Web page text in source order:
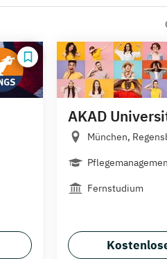
AKAD
München,
Fernstudium